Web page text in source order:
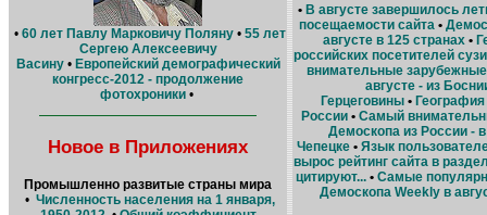
• 60 лет Павлу Марковичу Поляну• 55 лет
Сергею Алексеевичу
Васину• Европейский демографический
конгресс-2012 - продолжение
фотохроники•
Новое в Приложениях
Промышленно развитые страны мира
• Численность населения на 1 января,
• В августе завершилось
посещаемости сайта •
августе в 125 странах•
российских посетителей
внимательные зарубежные
августе - из
Герцеговины • География
России• Cамый
Демоскопа из России -
Чепецке • Язык
вырос рейтинг сайта в
цитируют...• Самые
Демоскопа Weekly в